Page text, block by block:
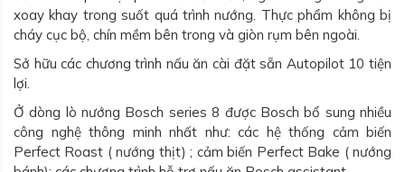
xoay khay trong suốt quá trình nướng. Thực phẩm không bị
cháy cục bộ, chín mềm bên trong và giòn rụm bên ngoài.
Sở hữu các chương trình nấu ăn cài đặt sẵn Autopilot 10 tiện
lợi.
Ở dòng lò nướng Bosch series 8 được Bosch bổ sung nhiều
công nghệ thông minh nhất như: các hệ thống cảm biến
Perfect Roast ( nướng thịt) ; cảm biến Perfect Bake ( nướng